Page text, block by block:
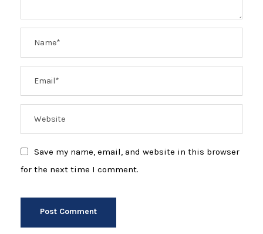
Save my name, email, and website in this browser
for the next time I comment.